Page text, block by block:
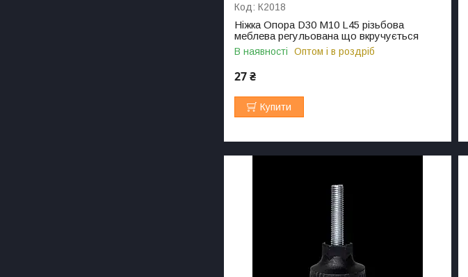
К2018
Ніжка Опора D30 M10 L45 різьбова
меблева регульована що вкручується
В наявності Оптом і в роздріб
27 ₴
Купити